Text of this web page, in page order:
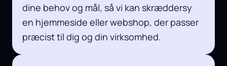
dine behov og mål, så vi kan skræddersy
en hjemmeside eller webshop, der passer
præcist til dig og din virksomhed.